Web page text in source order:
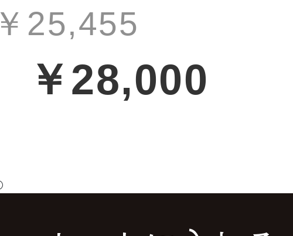
￥25,455
￥28,000